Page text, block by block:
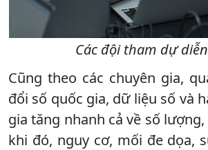
Các đội tham dự
Cũng theo các chuyên gia,
đổi số quốc gia, dữ liệu số và
gia tăng nhanh cả về số
khi đó, nguy cơ, mối đe dọa,